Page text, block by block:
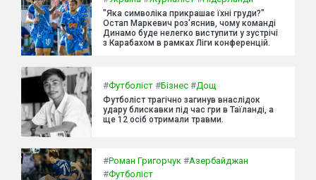
"Яка символіка прикрашає їхні груди?"
Остап Маркевич роз'яснив, чому команді
Динамо буде нелегко виступити у зустрічі
з Карабахом в рамках Ліги конференцій.
#Футболіст #Бізнес #Дощ
Футболіст трагічно загинув внаслідок
удару блискавки під час гри в Таїланді, а
ще 12 осіб отримали травми.
#Роман Григорчук #Азербайджан
#Футболіст